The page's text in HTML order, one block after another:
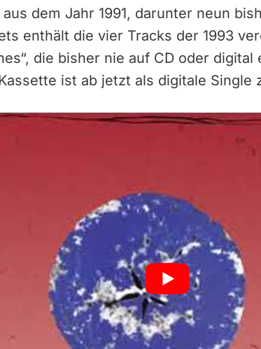
dem Jahr 1991, darunter neun
enthält die vier Tracks der 1993
die bisher nie auf CD oder digital
ist ab jetzt als digitale Single